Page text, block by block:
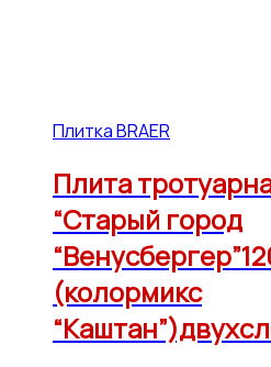
Плитка BRAER
Плита
“Старый город
(колормикс